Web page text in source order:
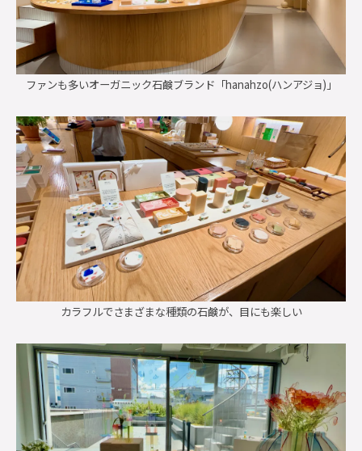
ファンも多いオーガニック石鹸ブランド「hanahzo(ハンアジョ)」
カラフルでさまざまな種類の石鹸が、目にも楽しい